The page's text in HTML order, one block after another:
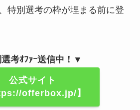
特別選考の枠が埋まる前に登
考ｵﾌｧｰ送信中！▼
公式サイト
offerbox.jp/】